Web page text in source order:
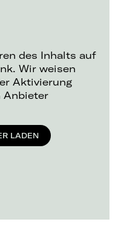
des Inhalts auf
Wir weisen
Aktivierung
Anbieter
LADEN